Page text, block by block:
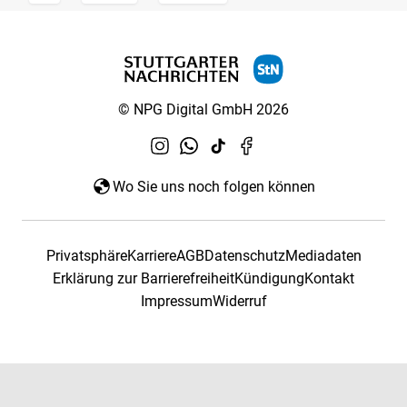
© NPG Digital GmbH 2026
Wo Sie uns noch folgen können
PrivatsphäreKarriereAGBDatenschutzMediadaten
Erklärung zur BarrierefreiheitKündigungKontakt
ImpressumWiderruf